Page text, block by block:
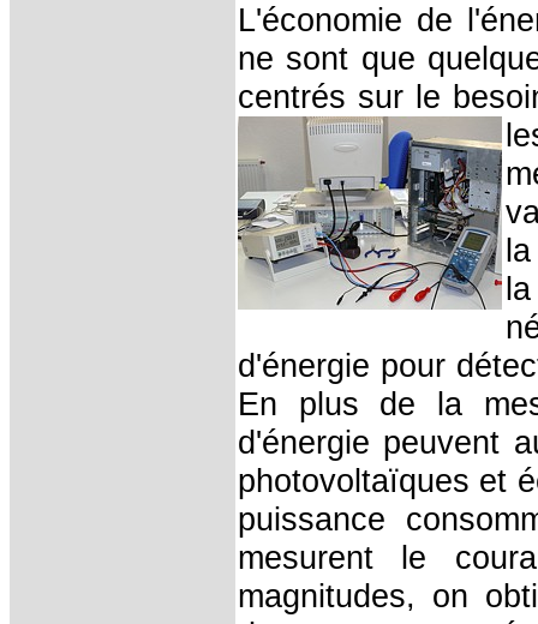
L'économie de
ne sont que
centrés sur le
d'énergie pour
En plus de la
d'énergie peuvent
photovoltaïques et
puissance
mesurent le
magnitudes, on